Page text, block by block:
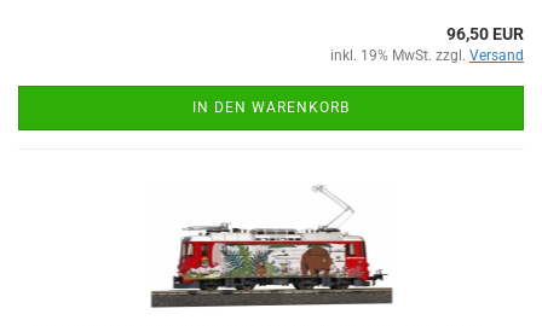
96,50 EUR
inkl. 19% MwSt. zzgl. Versand
IN DEN WARENKORB